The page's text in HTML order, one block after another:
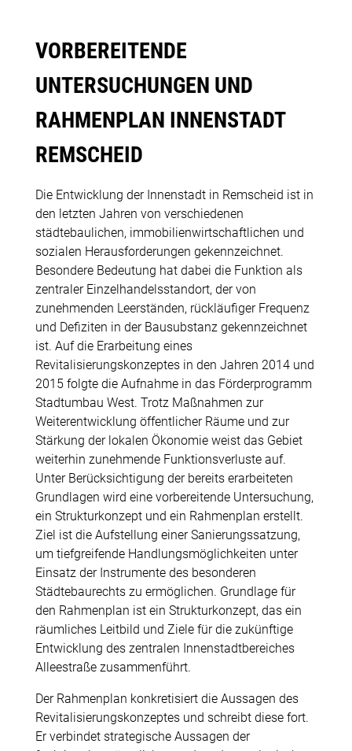
VORBEREITENDE
UNTERSUCHUNGEN UND
RAHMENPLAN INNENSTADT
REMSCHEID
Die Entwicklung der Innenstadt in Remscheid ist in
den letzten Jahren von verschiedenen
städtebaulichen, immobilienwirtschaftlichen und
sozialen Herausforderungen gekennzeichnet.
Beson­dere Bedeutung hat dabei die Funktion als
zentraler Einzelhandelsstandort, der von
zunehmenden Leerständen, rückläufiger Frequenz
und Defiziten in der Bausubstanz gekennzeichnet
ist. Auf die Erarbeitung eines
Revitalisierungskonzeptes in den Jahren 2014 und
2015 folgte die Aufnahme in das Förderpro­gramm
Stadtumbau West. Trotz Maßnahmen zur
Weiterentwick­lung öffentlicher Räume und zur
Stärkung der lokalen Ökonomie weist das Gebiet
weiterhin zunehmende Funktionsverluste auf.
Unter Berücksichtigung der bereits erarbeiteten
Grundlagen wird eine vorbereitende Untersuchung,
ein Strukturkonzept und ein Rahmenplan erstellt.
Ziel ist die Aufstellung einer Sanierungs­satzung,
um tiefgreifende Handlungsmöglichkeiten unter
Einsatz der Instrumente des besonderen
Städtebaurechts zu ermöglichen. Grundlage für
den Rahmenplan ist ein Strukturkonzept, das ein
räumliches Leitbild und Ziele für die zukünftige
Entwicklung des zentralen Innenstadtbereiches
Alleestraße zusammenführt.
Der Rahmenplan konkretisiert die Aussagen des
Revitalisierungskonzeptes und schreibt diese fort.
Er verbindet strategische Aussagen der